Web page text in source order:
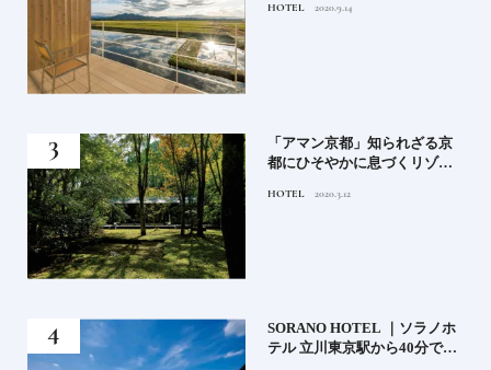
シンボル
HOTEL 2020.9.14
「アマン京都」知られざる京
都にひそやかに息づくリゾー
HOTEL 2020.3.12
SORANO HOTEL ｜ソラノホ
テル 立川東京駅から40分で行